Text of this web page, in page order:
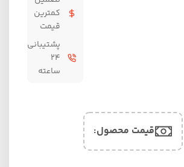
کمترین
قیمت
پشتیبانی
۲۴
ساعته
قیمت محصول:​